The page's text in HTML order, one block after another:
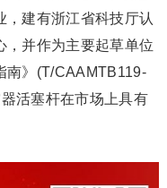
，建有浙江省科技厅认
，并作为主要起草单位
南》(T/CAAMTB119-
活塞杆在市场上具有